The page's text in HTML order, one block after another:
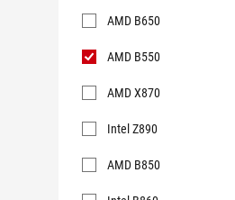
AMD B650
AMD B550
AMD X870
Intel Z890
AMD B850